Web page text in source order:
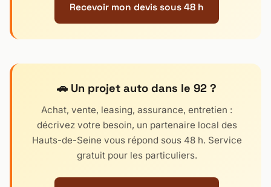
Recevoir mon devis sous 48 h
🚗 Un projet auto dans le 92 ?
Achat, vente, leasing, assurance, entretien :
décrivez votre besoin, un partenaire local des
Hauts-de-Seine vous répond sous 48 h. Service
gratuit pour les particuliers.